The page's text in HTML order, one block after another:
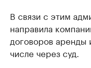
В связи с этим
направила
договоров аренды
числе через суд.